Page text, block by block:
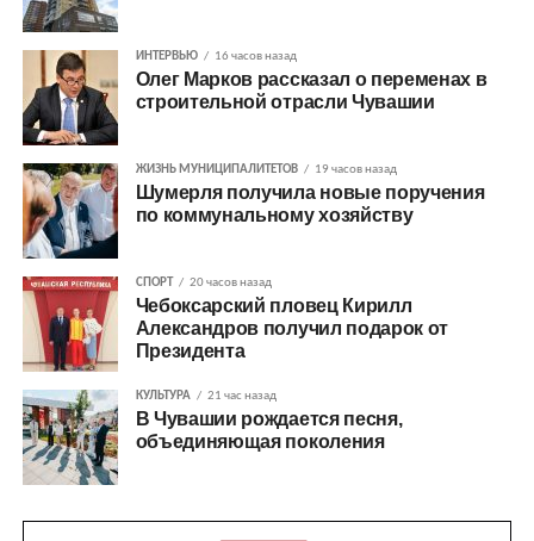
ИНТЕРВЬЮ 16 часов назад
Олег Марков рассказал о переменах в
строительной отрасли Чувашии
ЖИЗНЬ МУНИЦИПАЛИТЕТОВ 19 часов назад
Шумерля получила новые поручения
по коммунальному хозяйству
СПОРТ 20 часов назад
Чебоксарский пловец Кирилл
Александров получил подарок от
Президента
КУЛЬТУРА 21 час назад
В Чувашии рождается песня,
объединяющая поколения